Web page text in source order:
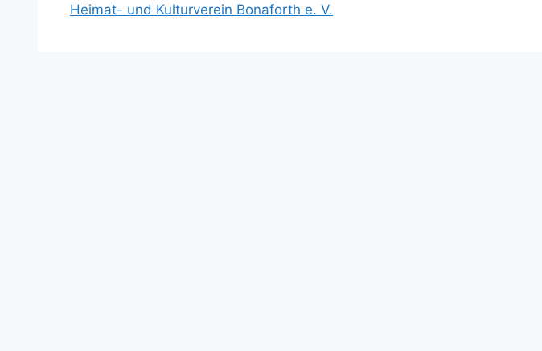
Heimat- und Kulturverein Bonaforth e. V.